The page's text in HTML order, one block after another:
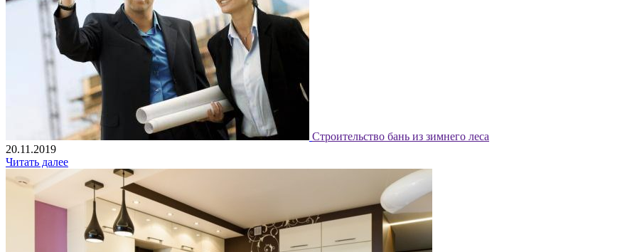
Строительство бань из зимнего леса
20.11.2019
Читать далее